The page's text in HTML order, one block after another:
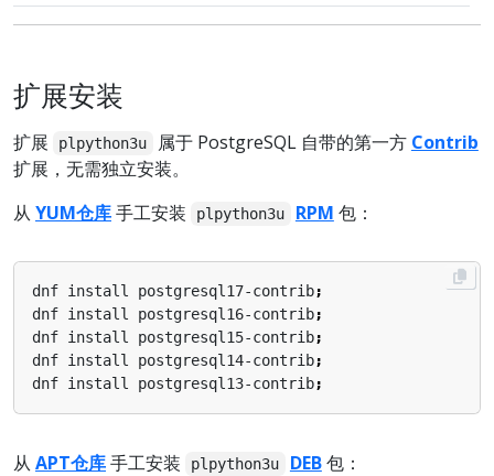
扩展安装
扩展 plpython3u 属于 PostgreSQL 自带的第一方 Contrib
扩展，无需独立安装。
从 YUM仓库手工安装 plpython3u RPM 包：
dnf install postgresql17-contrib;
dnf install postgresql16-contrib;
dnf install postgresql15-contrib;
dnf install postgresql14-contrib;
dnf install postgresql13-contrib;
从 APT仓库手工安装 plpython3u DEB包：